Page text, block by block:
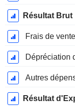
Résultat Brut
Frais de
Autres
Résultat